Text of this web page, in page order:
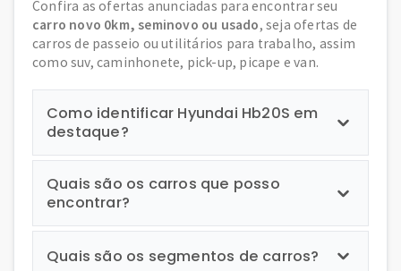
Confira as ofertas anunciadas para encontrar seu
carro novo 0km, seminovo ou usado, seja ofertas de
carros de passeio ou utilitários para trabalho, assim
como suv, caminhonete, pick-up, picape e van.
Como identificar Hyundai Hb20S em
destaque?
Quais são os carros que posso
encontrar?
Quais são os segmentos de carros?